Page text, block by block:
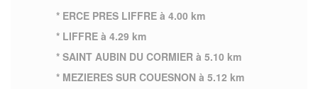
* ERCE PRES LIFFRE à 4.00 km
* LIFFRE à 4.29 km
* SAINT AUBIN DU CORMIER à 5.10 km
* MEZIERES SUR COUESNON à 5.12 km